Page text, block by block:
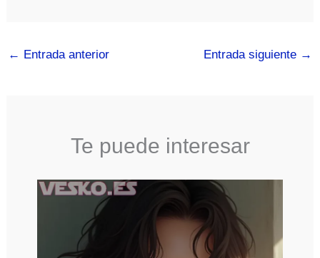
← Entrada anterior Entrada siguiente →
Te puede interesar